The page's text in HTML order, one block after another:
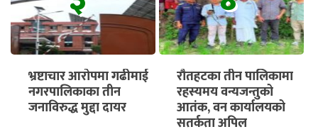
भ्रष्टाचार आरोपमा गढीमाई
नगरपालिकाका तीन
जनाविरुद्ध मुद्दा दायर
रौतहटका तीन पालिकामा
रहस्यमय वन्यजन्तुको
आतंक, वन कार्यालयको
सतर्कता अपिल